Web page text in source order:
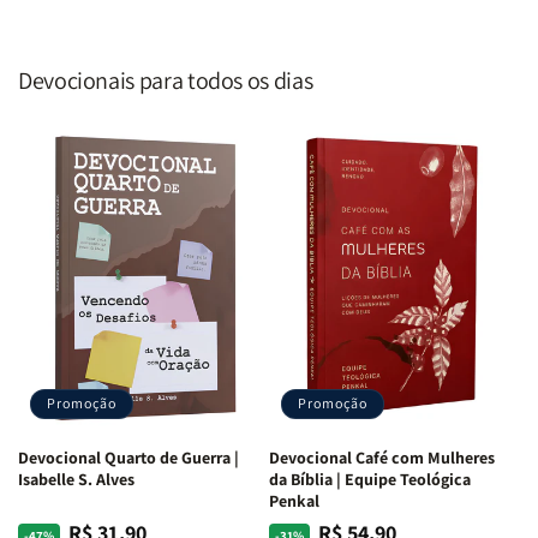
Devocionais para todos os dias
Promoção
Devocional Quarto de Guerra |
Isabelle S. Alves
R$ 31,90
Promoção
Devocional Café com Mulheres
da Bíblia | Equipe Teológica
Penkal
R$ 54,90